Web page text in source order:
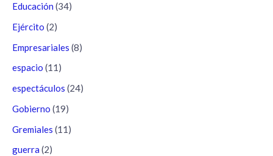
Educación (34)
Ejército (2)
Empresariales (8)
espacio (11)
espectáculos (24)
Gobierno (19)
Gremiales (11)
guerra (2)